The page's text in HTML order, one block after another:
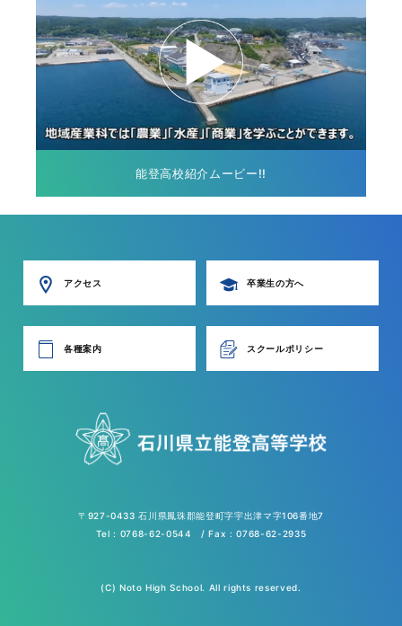
能登高校紹介ムービー!!
アクセス 卒業生の方へ
各種案内 スクールポリシー
〒927-0433 石川県鳳珠郡能登町字宇出津マ字106番地7
Tel : 0768-62-0544 / Fax : 0768-62-2935
(C) Noto High School. All rights reserved.